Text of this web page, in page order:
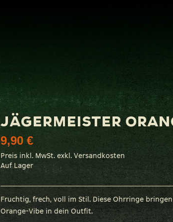
JÄGERMEISTER
9,90 €
Preis inkl. MwSt. exkl. Versandkosten
Auf Lager
Fruchtig, frech, voll im Stil. Diese Ohrringe
Orange-Vibe in dein Outfit.